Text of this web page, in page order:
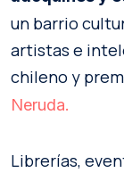
un barrio
artistas e
chileno y
Neruda.
Librerías,